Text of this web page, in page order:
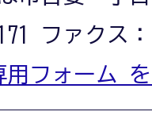
ファクス
用フォーム